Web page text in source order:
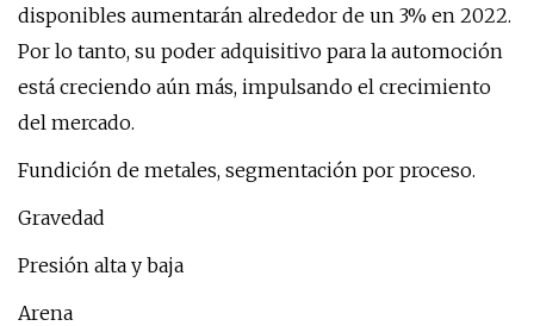
disponibles aumentarán alrededor de un 3% en 2022.
Por lo tanto, su poder adquisitivo para la automoción
está creciendo aún más, impulsando el crecimiento
del mercado.
Fundición de metales, segmentación por proceso.
Gravedad
Presión alta y baja
Arena